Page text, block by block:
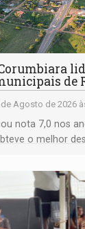
de
de Agosto de 2026
nota 7,0 nos
o melhor